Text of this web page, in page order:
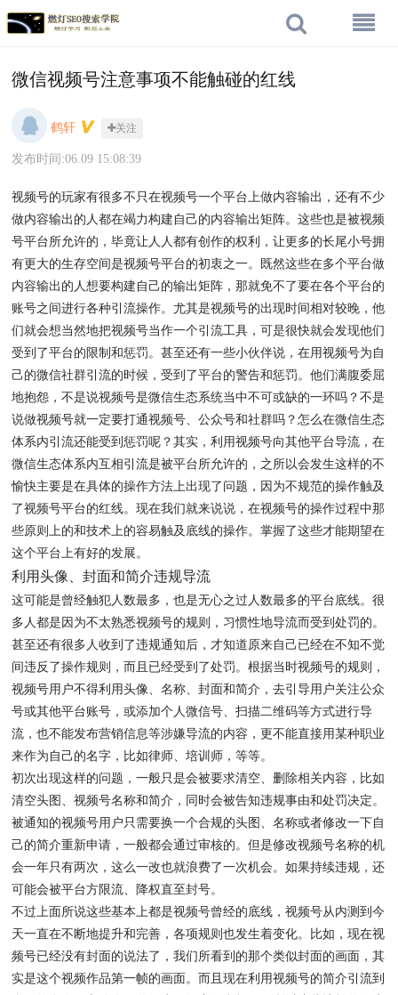
微信视频号注意事项不能触碰的红线
鹤轩 关注
发布时间:06.09 15:08:39
视频号的玩家有很多不只在视频号一个平台上做内容输出，还有不少
做内容输出的人都在竭力构建自己的内容输出矩阵。这些也是被视频
号平台所允许的，毕竟让人人都有创作的权利，让更多的长尾小号拥
有更大的生存空间是视频号平台的初衷之一。既然这些在多个平台做
内容输出的人想要构建自己的输出矩阵，那就免不了要在各个平台的
账号之间进行各种引流操作。尤其是视频号的出现时间相对较晚，他
们就会想当然地把视频号当作一个引流工具，可是很快就会发现他们
受到了平台的限制和惩罚。甚至还有一些小伙伴说，在用视频号为自
己的微信社群引流的时候，受到了平台的警告和惩罚。他们满腹委屈
地抱怨，不是说视频号是微信生态系统当中不可或缺的一环吗？不是
说做视频号就一定要打通视频号、公众号和社群吗？怎么在微信生态
体系内引流还能受到惩罚呢？其实，利用视频号向其他平台导流，在
微信生态体系内互相引流是被平台所允许的，之所以会发生这样的不
愉快主要是在具体的操作方法上出现了问题，因为不规范的操作触及
了视频号平台的红线。现在我们就来说说，在视频号的操作过程中那
些原则上的和技术上的容易触及底线的操作。掌握了这些才能期望在
这个平台上有好的发展。
利用头像、封面和简介违规导流
这可能是曾经触犯人数最多，也是无心之过人数最多的平台底线。很
多人都是因为不太熟悉视频号的规则，习惯性地导流而受到处罚的。
甚至还有很多人收到了违规通知后，才知道原来自己已经在不知不觉
间违反了操作规则，而且已经受到了处罚。根据当时视频号的规则，
视频号用户不得利用头像、名称、封面和简介，去引导用户关注公众
号或其他平台账号，或添加个人微信号、扫描二维码等方式进行导
流，也不能发布营销信息等涉嫌导流的内容，更不能直接用某种职业
来作为自己的名字，比如律师、培训师，等等。
初次出现这样的问题，一般只是会被要求清空、删除相关内容，比如
清空头图、视频号名称和简介，同时会被告知违规事由和处罚决定。
被通知的视频号用户只需要换一个合规的头图、名称或者修改一下自
己的简介重新申请，一般都会通过审核的。但是修改视频号名称的机
会一年只有两次，这么一改也就浪费了一次机会。如果持续违规，还
可能会被平台方限流、降权直至封号。
不过上面所说这些基本上都是视频号曾经的底线，视频号从内测到今
天一直在不断地提升和完善，各项规则也发生着变化。比如，现在视
频号已经没有封面的说法了，我们所看到的那个类似封面的画面，其
实是这个视频作品第一帧的画面。而且现在利用视频号的简介引流到